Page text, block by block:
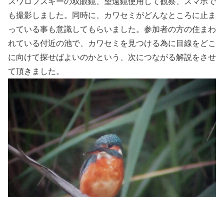
も撮影しました。同時に、カワセミがどんなところに止ま
っている事も意識してもらいました。参加者の方の住まわ
れている付近の池で、カワセミを見つける為に目線をどこ
に向けて探せばよいのかという、次につながる解説をさせ
て頂きました。